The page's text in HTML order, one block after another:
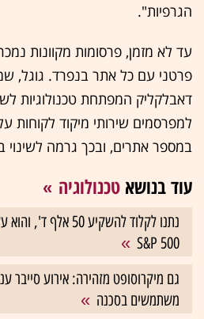
הגרפיות".
עד לא מזמן, פרסומות מקוונות
פרטני עם כל אתר בנפרד. גוגל,
דאבלקליק המפתחת טכנולוגיות
למפרסמים שירותי מיקוד לקוחות
במספר אתרים, ובכך גרמה לשינוי
עוד בנושא טכנולוגיה
נתנו לקלוד להשקיע
S&P 500
גם מיקרוסופט מזהירה: אירוע סייבר
משתמשים בסכנה